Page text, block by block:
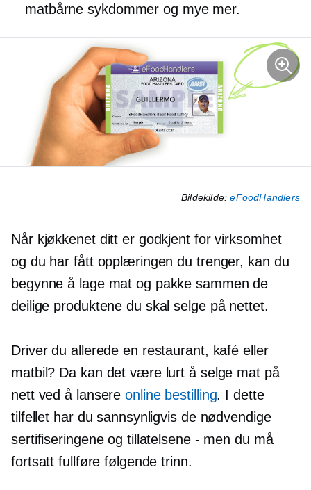
matbårne sykdommer og mye mer.
Bildekilde:eFoodHandlers
Når kjøkkenet ditt er godkjent for virksomhet
og du har fått opplæringen du trenger, kan du
begynne å lage mat og pakke sammen de
deilige produktene du skal selge på nettet.
Driver du allerede en restaurant, kafé eller
matbil? Da kan det være lurt å selge mat på
nett ved å lansereonline bestilling. I dette
tilfellet har du sannsynligvis de nødvendige
sertifiseringene og tillatelsene - men du må
fortsatt fullføre følgende trinn.